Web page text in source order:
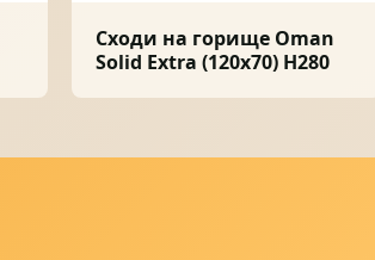
Сходи на горище Oman
Solid Extra (120x70) H280